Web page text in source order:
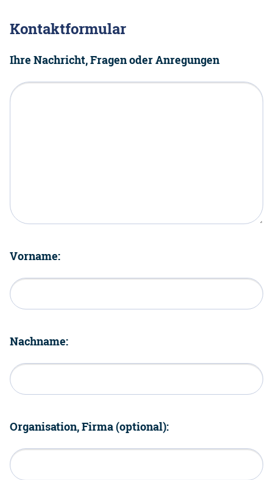
Kontaktformular
Ihre Nachricht, Fragen oder Anregungen
Vorname:
Nachname:
Organisation, Firma (optional):